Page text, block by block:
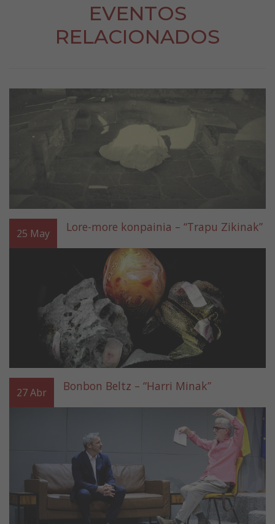
EVENTOS
RELACIONADOS
25 May Lore-more konpainia – “Trapu Zikinak”
27Abr Bonbon Beltz – “Harri Minak”